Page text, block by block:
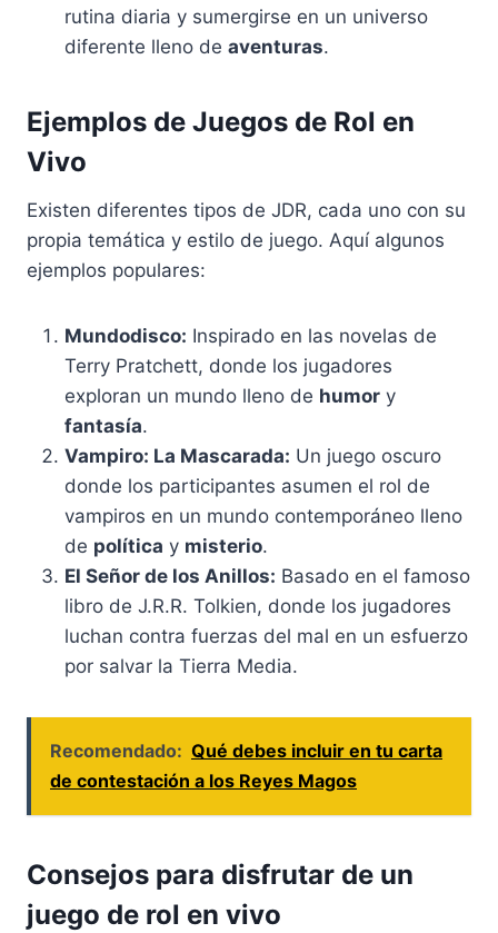
rutina diaria y sumergirse en un universo
diferente lleno de aventuras.
Ejemplos de Juegos de Rol en
Vivo
Existen diferentes tipos de JDR, cada uno con su
propia temática y estilo de juego. Aquí algunos
ejemplos populares:
Mundodisco: Inspirado en las novelas de
Terry Pratchett, donde los jugadores
exploran un mundo lleno de humor y
fantasía.
Vampiro: La Mascarada: Un juego oscuro
donde los participantes asumen el rol de
vampiros en un mundo contemporáneo lleno
de política y misterio.
El Señor de los Anillos: Basado en el famoso
libro de J.R.R. Tolkien, donde los jugadores
luchan contra fuerzas del mal en un esfuerzo
por salvar la Tierra Media.
Recomendado: Qué debes incluir en tu carta
de contestación a los Reyes Magos
Consejos para disfrutar de un
juego de rol en vivo